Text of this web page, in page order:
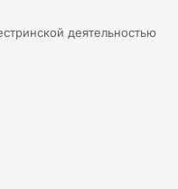
деятельностью